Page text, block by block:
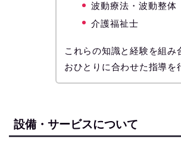
波動療法・波動整体
介護福祉士
これらの知識と経験を組み
おひとりに合わせた指導を
設備・サービスについて